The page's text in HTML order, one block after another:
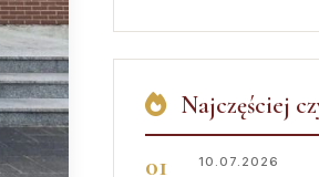
Najczęściej
10.07.2026